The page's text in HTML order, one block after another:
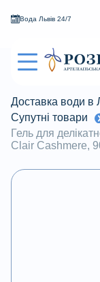
Вода Львів 24/7
Доставка води в
Супутні товари
Гель для
Clair Cashmere,